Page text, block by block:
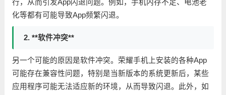
行，从而引发App闪退问题。例如，手机内存不足、电池老
化等都有可能导致App频繁闪退。
2. **软件冲突**
另一个可能的原因是软件冲突。荣耀手机上安装的各种App
可能存在兼容性问题，特别是当新版本的系统更新后，某些
应用程序可能无法适应新的环境，从而导致闪退。此外，如